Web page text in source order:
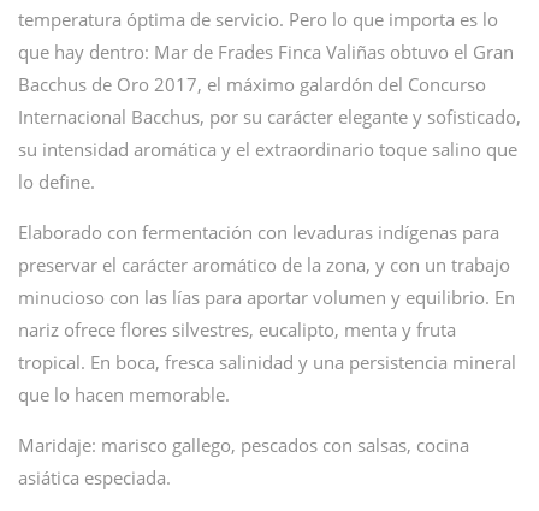
temperatura óptima de servicio. Pero lo que importa es lo
que hay dentro: Mar de Frades Finca Valiñas obtuvo el Gran
Bacchus de Oro 2017, el máximo galardón del Concurso
Internacional Bacchus, por su carácter elegante y sofisticado,
su intensidad aromática y el extraordinario toque salino que
lo define.
Elaborado con fermentación con levaduras indígenas para
preservar el carácter aromático de la zona, y con un trabajo
minucioso con las lías para aportar volumen y equilibrio. En
nariz ofrece flores silvestres, eucalipto, menta y fruta
tropical. En boca, fresca salinidad y una persistencia mineral
que lo hacen memorable.
Maridaje: marisco gallego, pescados con salsas, cocina
asiática especiada.